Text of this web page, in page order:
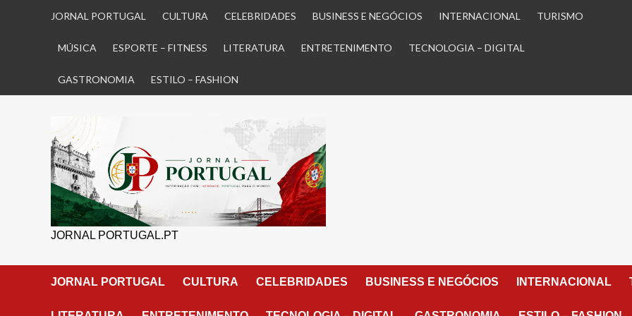
JORNAL PORTUGAL CULTURA CELEBRIDADES BUSINESS E NEGÓCIOS INTERNACIONAL TURISMO
MÚSICA ESPORTE – FITNESS LITERATURA ENTRETENIMENTO TECNOLOGIA – DIGITAL
GASTRONOMIA ESTILO – FASHION
JORNAL PORTUGAL.PT
JORNAL PORTUGAL CULTURA CELEBRIDADES BUSINESS E NEGÓCIOS INTERNACIONAL